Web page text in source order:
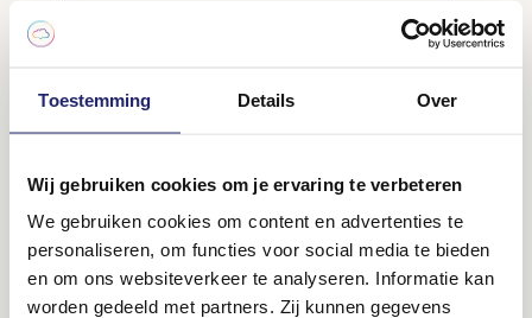
Toestemming Details Over
Wij gebruiken cookies om je ervaring te verbeteren
We gebruiken cookies om content en advertenties te
personaliseren, om functies voor social media te bieden
en om ons websiteverkeer te analyseren. Informatie kan
worden gedeeld met partners. Zij kunnen gegevens
naar kijken. Bij Clarity kun je echter heel veel belangrijke
statistieken binnen het dashboard inzien.
Hier komt bijvoorbeeld ook weer terug hoeveel sessies dead
clicks bevatten. Klik op “Recordings” in het “Dead clicks”
het meest bezocht worden en welke browsers het meest
gebruikt worden. Dit zijn zaken die je normaliter in Google
Analytics zou opzoeken.